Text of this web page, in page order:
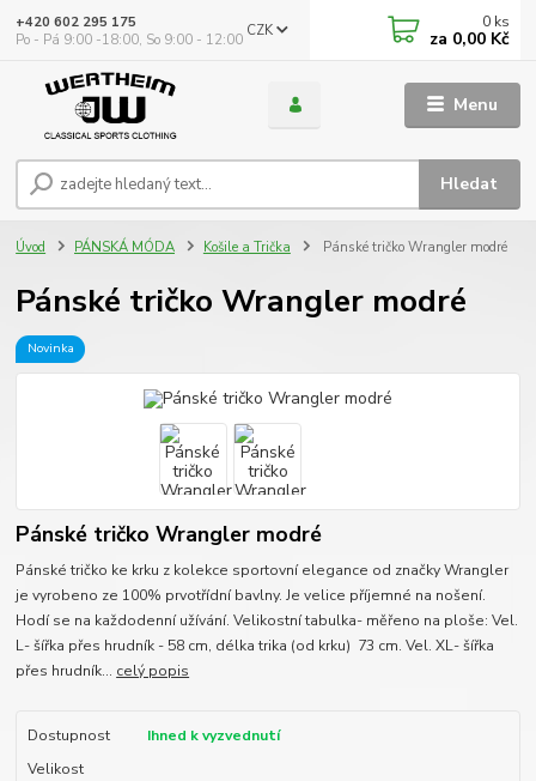
Menu
CZK
Hledat
+420 602 295 175
Po - Pá 9:00 -18:00, So 9:00 - 12:00
0 ks
za 0,00 Kč
Úvod PÁNSKÁ MÓDA Košile a Trička Pánské tričko Wrangler modré
Pánské tričko Wrangler modré
Novinka
Pánské tričko Wrangler modré
Pánské tričko ke krku z kolekce sportovní elegance od značky Wrangler
je vyrobeno ze 100% prvotřídní bavlny. Je velice příjemné na nošení.
Hodí se na každodenní užívání. Velikostní tabulka- měřeno na ploše: Vel.
L- šířka přes hrudník - 58 cm, délka trika (od krku) 73 cm. Vel. XL- šířka
přes hrudník... celý popis
Dostupnost
Ihned k vyzvednutí
Velikost